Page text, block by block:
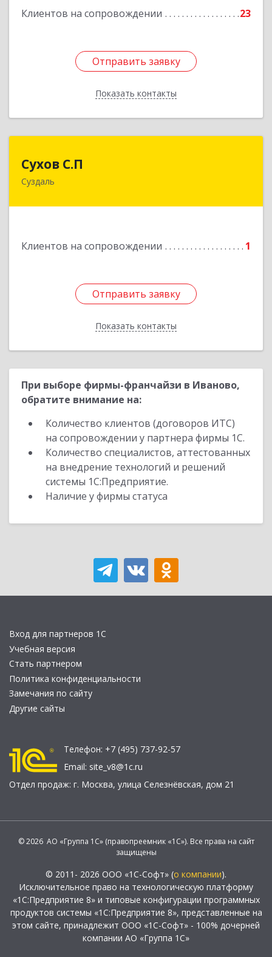
Клиентов на сопровождении 23
Отправить заявку
Показать контакты
Отправить заявку
Назад
Сухов С.П
Суздаль
Клиентов на сопровождении 1
Отправить заявку
Показать контакты
Отправить заявку
Назад
При выборе фирмы-франчайзи в Иваново,
обратите внимание на:
Количество клиентов (договоров ИТС)
на сопровождении у партнера фирмы 1С.
Количество специалистов, аттестованных
на внедрение технологий и решений
системы 1С:Предприятие.
Наличие у фирмы статуса
Вход для партнеров 1С
Учебная версия
Стать партнером
Политика конфиденциальности
Замечания по сайту
Другие сайты
Телефон: +7 (495) 737-92-57
Email: site_v8@1c.ru
Отдел продаж: г. Москва, улица Селезнёвская, дом 21
© 2026 АО «Группа 1С» (правопреемник «1С»). Все права на сайт
защищены
© 2011- 2026 ООО «1С-Софт» (о компании).
Исключительное право на технологическую платформу
«1С:Предприятие 8» и типовые конфигурации программных
продуктов системы «1С:Предприятие 8», представленные на
этом сайте, принадлежит ООО «1С-Софт» - 100% дочерней
компании АО «Группа 1С»